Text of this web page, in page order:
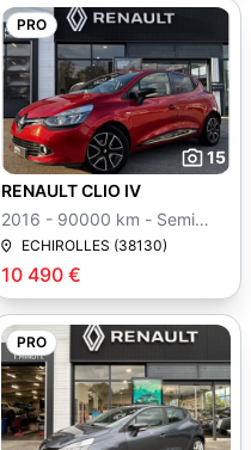
PRO
15
10 490 €
RENAULT CLIO IV
2016 - 90000 km - Semi
autoECHIROLLES (38130)
PRO